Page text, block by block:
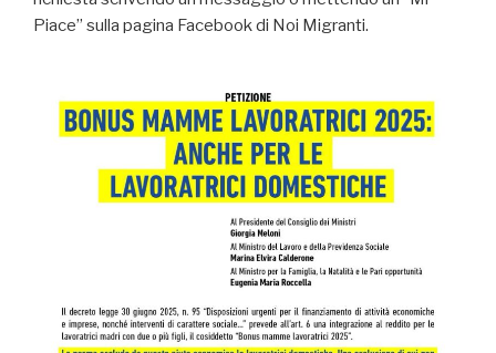
Piace” sulla pagina Facebook di Noi Migranti.